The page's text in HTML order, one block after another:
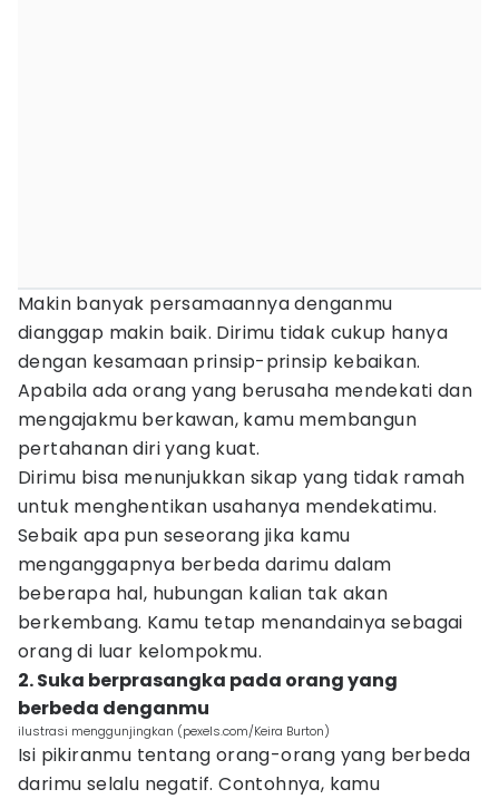
Makin banyak persamaannya denganmu
dianggap makin baik. Dirimu tidak cukup hanya
dengan kesamaan prinsip-prinsip kebaikan.
Apabila ada orang yang berusaha mendekati dan
mengajakmu berkawan, kamu membangun
pertahanan diri yang kuat.
Dirimu bisa menunjukkan sikap yang tidak ramah
untuk menghentikan usahanya mendekatimu.
Sebaik apa pun seseorang jika kamu
menganggapnya berbeda darimu dalam
beberapa hal, hubungan kalian tak akan
berkembang. Kamu tetap menandainya sebagai
orang di luar kelompokmu.
2. Suka berprasangka pada orang yang
berbeda denganmu
ilustrasi menggunjingkan (pexels.com/Keira Burton)
Isi pikiranmu tentang orang-orang yang berbeda
darimu selalu negatif. Contohnya, kamu